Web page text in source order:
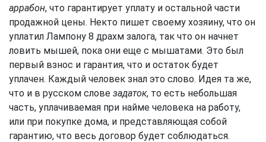
аррабон, что гарантирует уплату и остальной части
продажной цены. Некто пишет своему хозяину, что он
уплатил Лампону 8 драхм залога, так что он начнет
ловить мышей, пока они еще с мышатами. Это был
первый взнос и гарантия, что и остаток будет
уплачен. Каждый человек знал это слово. Идея та же,
что и в русском слове задаток, то есть небольшая
часть, уплачиваемая при найме человека на работу,
или при покупке дома, и представляющая собой
гарантию, что весь договор будет соблюдаться.